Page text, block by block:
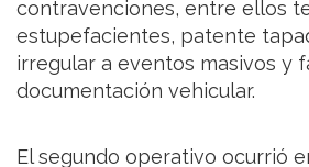
contravenciones, entre ellos
estupefacientes, patente
irregular a eventos masivos y
documentación vehicular.
El segundo operativo ocurrió